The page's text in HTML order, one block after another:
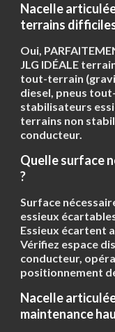
Nacelle
terrains
Oui,
JLG IDÉALE
tout-terrain
diesel, pneus
stabilisateurs
terrains non
conducteur.
Quelle surface
?
Surface
essieux
Essieux écartent
Vérifiez espace
conducteur,
positionnement
Nacelle
maintenance